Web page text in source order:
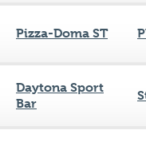
Pizza-Doma ST
Daytona Sport
Bar